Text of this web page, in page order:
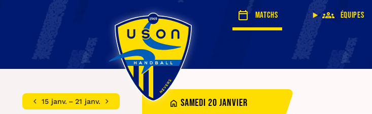
Matchs Équipes
15 janv. – 21 janv. Samedi 20 janvier